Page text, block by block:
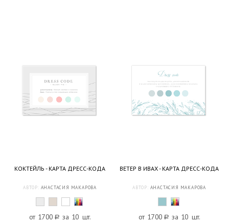
КОКТЕЙЛЬ - КАРТА ДРЕСС-КОДА
АВТОР: АНАСТАСИЯ МАКАРОВА
от 1700 a за 10 шт.
ВЕТЕР В ИВАХ - КАРТА ДРЕСС-КОДА
АВТОР: АНАСТАСИЯ МАКАРОВА
от 1700 a за 10 шт.